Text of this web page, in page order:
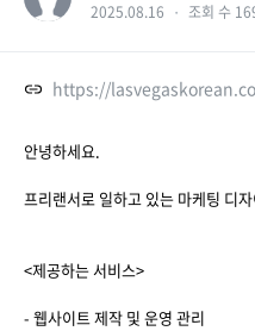
2025.08.16 ・ 조회 수
https://
안녕하세요.
프리랜서로 일하고 있는 마케팅 디
<제공하는 서비스>
- 웹사이트 제작 및 운영 관리